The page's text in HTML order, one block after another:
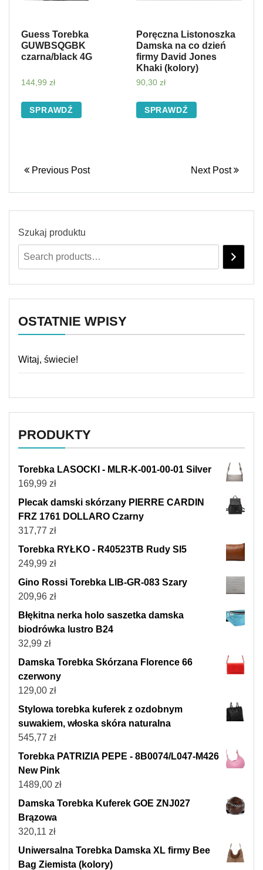
Guess Torebka
GUWBSQGBK
czarna/black 4G
144,99 zł
SPRAWDŹ
Poręczna Listonoszka
Damska na co dzień
firmy David Jones
Khaki (kolory)
90,30 zł
SPRAWDŹ
Previous Post Next Post
Szukaj produktu
OSTATNIE WPISY
Witaj, świecie!
PRODUKTY
Torebka LASOCKI - MLR-K-001-00-01 Silver
169,99 zł
Plecak damski skórzany PIERRE CARDIN
FRZ 1761 DOLLARO Czarny
317,77 zł
Torebka RYŁKO - R40523TB Rudy SI5
249,99 zł
Gino Rossi Torebka LIB-GR-083 Szary
209,96 zł
Błękitna nerka holo saszetka damska
biodrówka lustro B24
32,99 zł
Damska Torebka Skórzana Florence 66
czerwony
129,00 zł
Stylowa torebka kuferek z ozdobnym
suwakiem, włoska skóra naturalna
545,77 zł
Torebka PATRIZIA PEPE - 8B0074/L047-M426
New Pink
1489,00 zł
Damska Torebka Kuferek GOE ZNJ027
Brązowa
320,11 zł
Uniwersalna Torebka Damska XL firmy Bee
Bag Ziemista (kolory)